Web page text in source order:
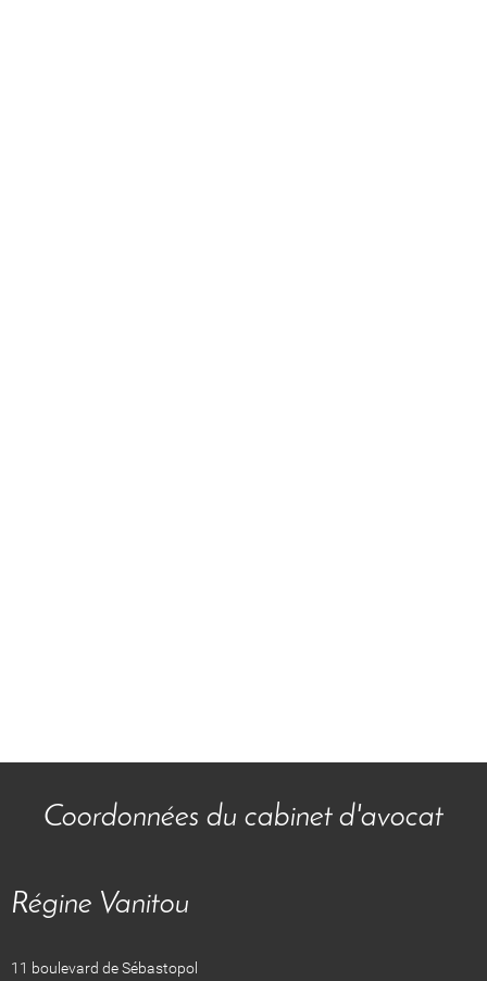
Coordonnées du cabinet d'avocat
Régine Vanitou
11 boulevard de Sébastopol